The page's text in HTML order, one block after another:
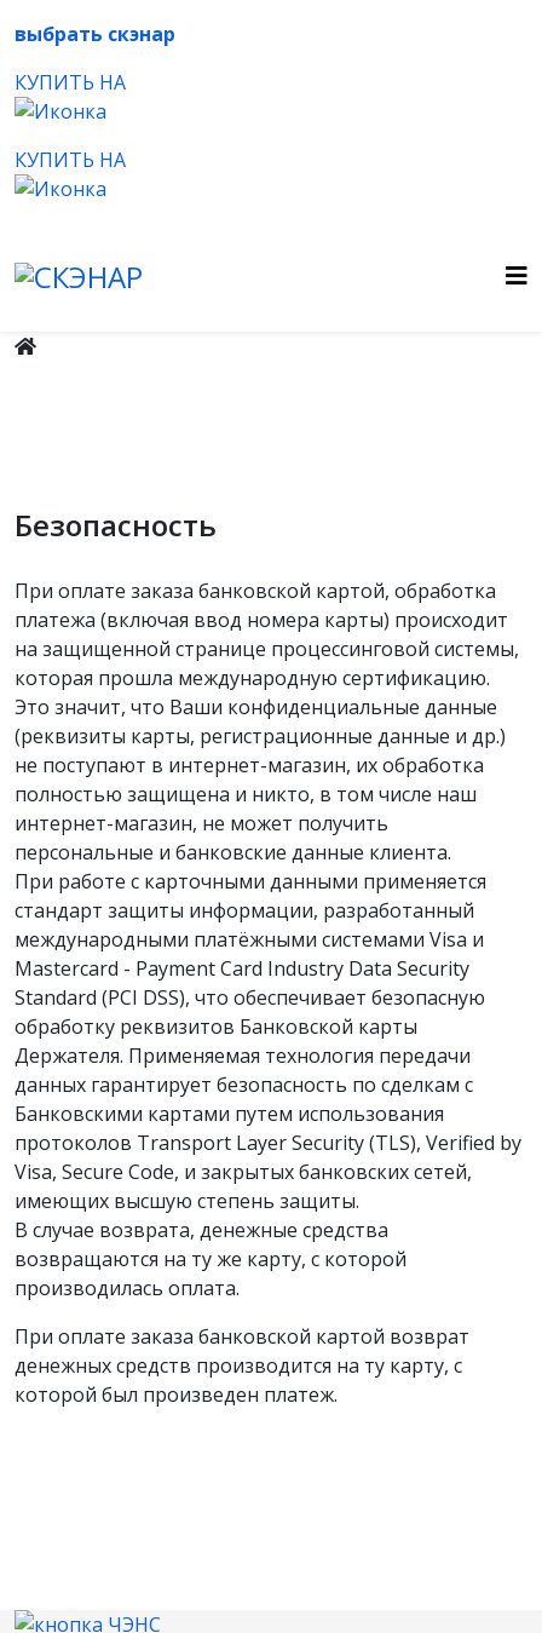
выбрать скэнар
КУПИТЬ НА
КУПИТЬ НА
Безопасность
При оплате заказа банковской картой, обработка
платежа (включая ввод номера карты) происходит
на защищенной странице процессинговой системы,
которая прошла международную сертификацию.
Это значит, что Ваши конфиденциальные данные
(реквизиты карты, регистрационные данные и др.)
не поступают в интернет-магазин, их обработка
полностью защищена и никто, в том числе наш
интернет-магазин, не может получить
персональные и банковские данные клиента.
При работе с карточными данными применяется
стандарт защиты информации, разработанный
международными платёжными системами Visa и
Mastercard - Payment Card Industry Data Security
Standard (PCI DSS), что обеспечивает безопасную
обработку реквизитов Банковской карты
Держателя. Применяемая технология передачи
данных гарантирует безопасность по сделкам с
Банковскими картами путем использования
протоколов Transport Layer Security (TLS), Verified by
Visa, Secure Code, и закрытых банковских сетей,
имеющих высшую степень защиты.
В случае возврата, денежные средства
возвращаются на ту же карту, с которой
производилась оплата.
При оплате заказа банковской картой возврат
денежных средств производится на ту карту, с
которой был произведен платеж.